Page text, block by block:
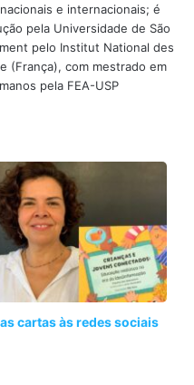
e internacionais; é
pela Universidade de São
pelo Institut National des
(França), com mestrado em
pela FEA-USP
cartas às redes sociais